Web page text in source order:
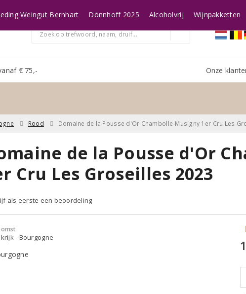
€ 75,- Onze
Weingut Bernhart Dönnhoff 2025 Alcoholvrij Wijnpakketten
Rood Domaine de la Pousse d'Or Chambolle-Musigny 1er Cru Les
de la Pousse d'Or
Cru Les Groseilles 2023
als eerste een beoordeling
- Bourgogne